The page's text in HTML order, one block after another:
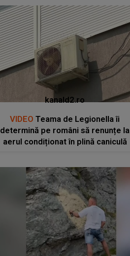
kanald2.ro
VIDEO Teama de Legionella îi
determină pe români să renunțe la
aerul condiționat în plină caniculă